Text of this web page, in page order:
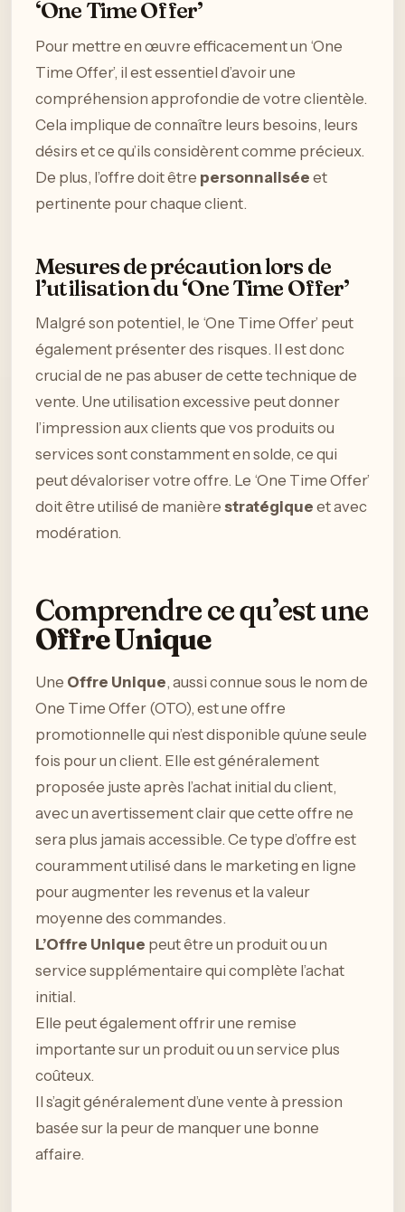
‘One Time Offer’
Pour mettre en œuvre efficacement un ‘One
Time Offer’, il est essentiel d’avoir une
compréhension approfondie de votre clientèle.
Cela implique de connaître leurs besoins, leurs
désirs et ce qu’ils considèrent comme précieux.
De plus, l’offre doit être personnalisée et
pertinente pour chaque client.
Mesures de précaution lors de
l’utilisation du ‘One Time Offer’
Malgré son potentiel, le ‘One Time Offer’ peut
également présenter des risques. Il est donc
crucial de ne pas abuser de cette technique de
vente. Une utilisation excessive peut donner
l’impression aux clients que vos produits ou
services sont constamment en solde, ce qui
peut dévaloriser votre offre. Le ‘One Time Offer’
doit être utilisé de manière stratégique et avec
modération.
Comprendre ce qu’est une
Offre Unique
Une Offre Unique, aussi connue sous le nom de
One Time Offer (OTO), est une offre
promotionnelle qui n’est disponible qu’une seule
fois pour un client. Elle est généralement
proposée juste après l’achat initial du client,
avec un avertissement clair que cette offre ne
sera plus jamais accessible. Ce type d’offre est
couramment utilisé dans le marketing en ligne
pour augmenter les revenus et la valeur
moyenne des commandes.
L’Offre Unique peut être un produit ou un
service supplémentaire qui complète l’achat
initial.
Elle peut également offrir une remise
importante sur un produit ou un service plus
coûteux.
Il s’agit généralement d’une vente à pression
basée sur la peur de manquer une bonne
affaire.